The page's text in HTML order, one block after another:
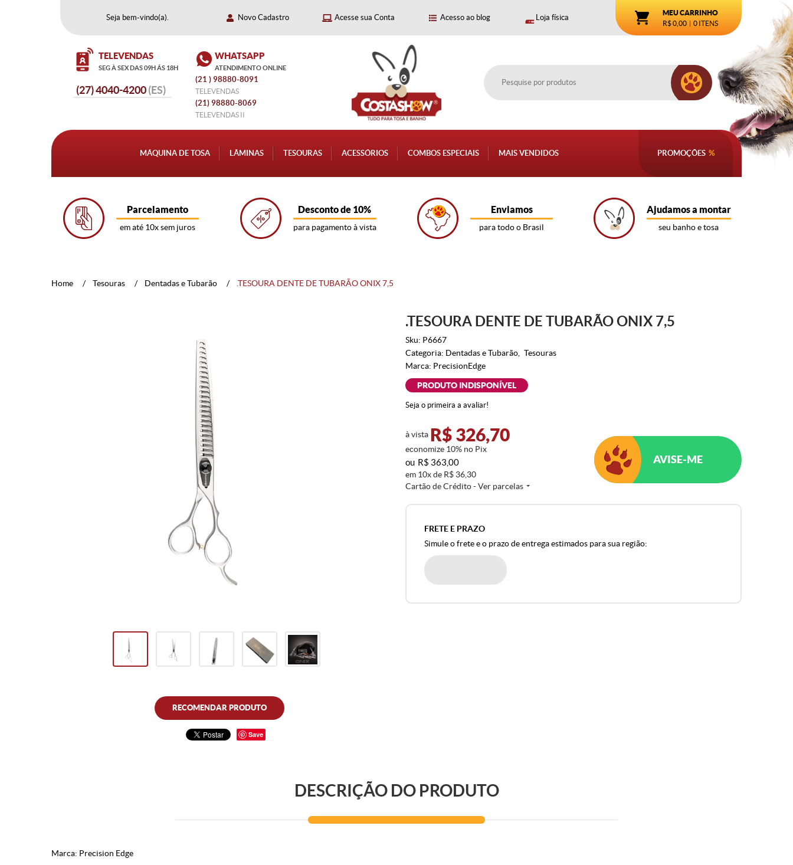
Seja bem-vindo(a). Novo Cadastro Acesse sua Conta Acesso ao blog Loja física
MEU CARRINHO
R$ 0,00
0 ITENS
TELEVENDAS
SEG À SEX DAS 09H ÁS 18H
4040-4200
WHATSAPP
ATENDIMENTO ONLINE
(21 ) 98880-8091
TELEVENDAS
(21) 98880-8069
TELEVENDAS II
MÁQUINA DE TOSA LÂMINAS TESOURAS ACESSÓRIOS COMBOS ESPECIAIS MAIS VENDIDOS PROMOÇÕES
Parcelamento
em até 10x sem juros
Desconto de 10%
para pagamento à vista
Enviamos
para todo o Brasil
Ajudamos a montar
seu banho e tosa
Home Tesouras Dentadas e Tubarão .TESOURA DENTE DE TUBARÃO ONIX 7,5
RECOMENDAR PRODUTO
Save
.TESOURA DENTE DE TUBARÃO ONIX 7,5
Sku: P6667
Categoria: Dentadas e Tubarão
Tesouras
Marca: PrecisionEdge
PRODUTO INDISPONÍVEL
Seja o primeira a avaliar!
R$ 363,00
à vista R$ 326,70
economize 10% no Pix
em 10xde R$ 36,30
Cartão de Crédito - Ver parcelas
AVISE-ME
FRETE E PRAZO
Simule o frete e o prazo de entrega estimados para sua região:
DESCRIÇÃO DO PRODUTO
Marca: Precision Edge